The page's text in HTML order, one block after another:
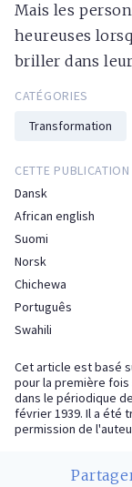
Mais les
heureuses
briller dans
CATÉGORIES
Transformation
CETTE
Dansk
African english
Suomi
Norsk
Chichewa
Português
Swahili
Cet article est basé
pour la première fois
dans le périodique
février 1939. Il a été
permission de